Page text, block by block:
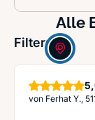
Alle
Filter:
von Ferhat Y.,